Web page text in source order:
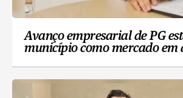
Avanço empresarial de PG
município como mercado em